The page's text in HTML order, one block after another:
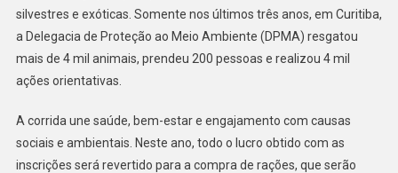
silvestres e exóticas. Somente nos últimos três anos, em Curitiba,
a Delegacia de Proteção ao Meio Ambiente (DPMA) resgatou
mais de 4 mil animais, prendeu 200 pessoas e realizou 4 mil
ações orientativas.
A corrida une saúde, bem-estar e engajamento com causas
sociais e ambientais. Neste ano, todo o lucro obtido com as
inscrições será revertido para a compra de rações, que serão